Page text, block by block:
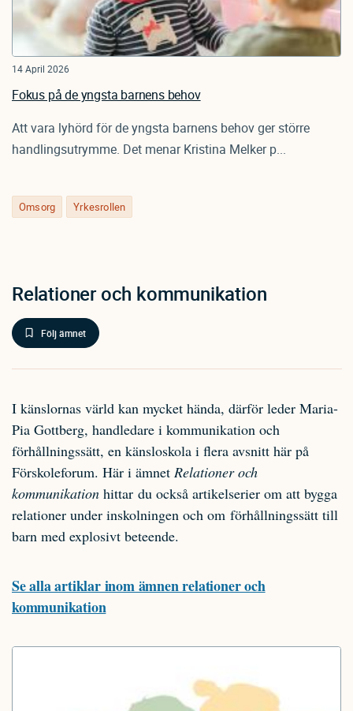
Omsorg Yrkesrollen
14 April 2026
Fokus på de yngsta barnens behov
Att vara lyhörd för de yngsta barnens behov ger större
handlingsutrymme. Det menar Kristina Melker p...
Relationer och kommunikation
Följ ämnet
I känslornas värld kan mycket hända, därför leder Maria-
Pia Gottberg, handledare i kommunikation och
förhållningssätt, en känsloskola i flera avsnitt här på
Förskoleforum. Här i ämnet Relationer och
kommunikation hittar du också artikelserier om att bygga
relationer under inskolningen och om förhållningssätt till
barn med explosivt beteende.
Se alla artiklar inom ämnen relationer och
kommunikation